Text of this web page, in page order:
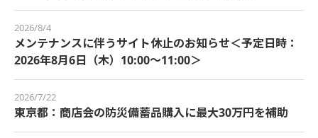
2026/8/4
メンテナンスに伴うサイト休止のお知らせ＜予定日時：
2026年8月6日（木）10:00～11:00＞
2026/7/22
東京都：商店会の防災備蓄品購入に最大30万円を補助